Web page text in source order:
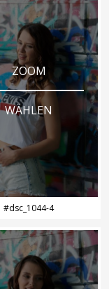
ZOOM
WÄHLEN
#dsc_1044-4